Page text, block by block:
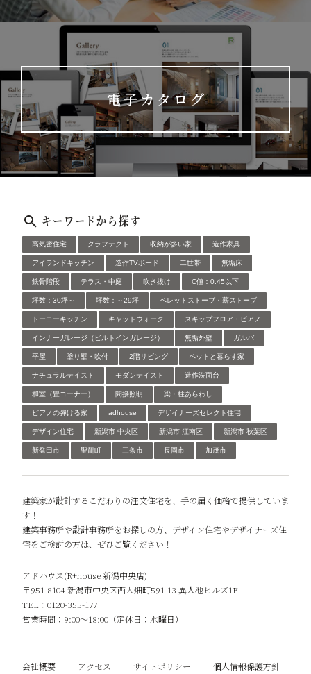
電子カタログ
キーワードから探す
高気密住宅 グラフテクト 収納が多い家 造作家具
アイランドキッチン 造作TVボード 二世帯 無垢床
鉄骨階段 テラス・中庭 吹き抜け C値：0.45以下
坪数：30坪～ 坪数：～29坪 ペレットストーブ・薪ストーブ
トーヨーキッチン キャットウォーク スキップフロア・ピアノ
インナーガレージ（ビルトインガレージ） 無垢外壁 ガルバ
平屋 塗り壁・吹付 2階リビング ペットと暮らす家
ナチュラルテイスト モダンテイスト 造作洗面台
和室（畳コーナー） 間接照明 梁・柱あらわし
ピアノの弾ける家 adhouse デザイナーズセレクト住宅
デザイン住宅 新潟市 中央区 新潟市 江南区 新潟市 秋葉区
新発田市 聖籠町 三条市 長岡市 加茂市
建築家が設計するこだわりの注文住宅を、手の届く価格で提供していま
す！
建築事務所や設計事務所をお探しの方、デザイン住宅やデザイナーズ住
宅をご検討の方は、ぜひご覧ください！
アドハウス(R+house 新潟中央店)
〒951-8104 新潟市中央区西大畑町591-13 異人池ヒルズ1F
TEL：0120-355-177
営業時間：9:00～18:00（定休日：水曜日）
会社概要 アクセス サイトポリシー 個人情報保護方針